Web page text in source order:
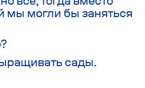
мы могли бы заняться
сады.